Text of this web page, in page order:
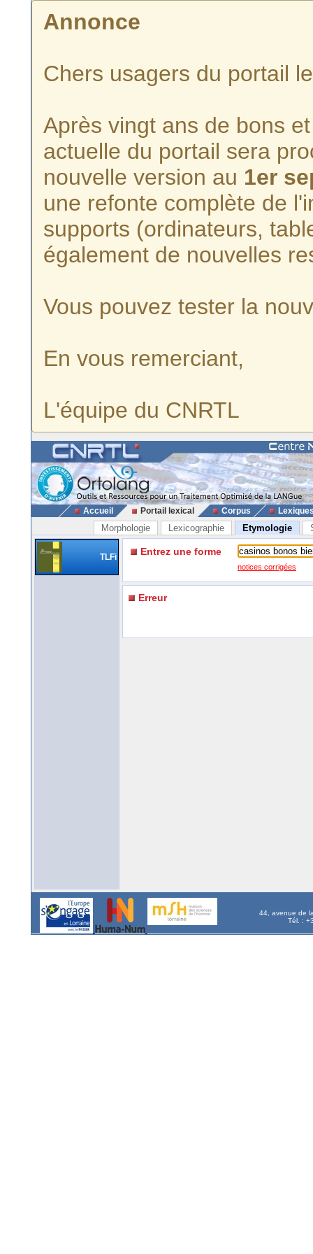
Annonce
Chers usagers du portail
Après vingt ans de bons
actuelle du portail sera
nouvelle version au 1er
une refonte complète de
supports (ordinateurs,
également de nouvelles
Vous pouvez tester la
En vous remerciant,
L'équipe du CNRTL
Accueil Portail lexical Corpus
Morphologie Lexicographie Etymologie
TLFi Entrez une forme
notices corrigées
Erreur
44, avenue de
Tél. :